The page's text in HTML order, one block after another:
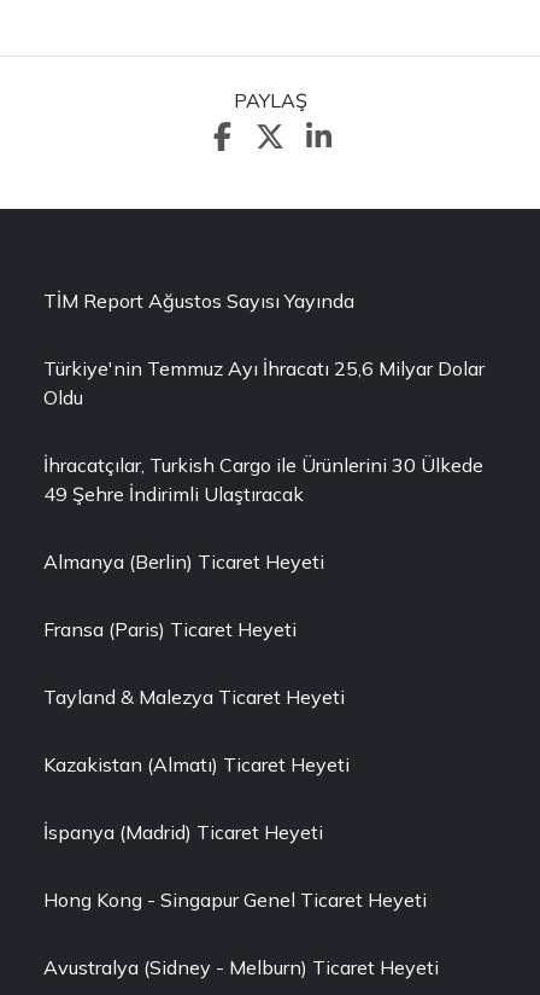
PAYLAŞ
TİM Report Ağustos Sayısı Yayında
Türkiye'nin Temmuz Ayı İhracatı 25,6 Milyar Dolar
Oldu
İhracatçılar, Turkish Cargo ile Ürünlerini 30 Ülkede
49 Şehre İndirimli Ulaştıracak
Almanya (Berlin) Ticaret Heyeti
Fransa (Paris) Ticaret Heyeti
Tayland & Malezya Ticaret Heyeti
Kazakistan (Almatı) Ticaret Heyeti
İspanya (Madrid) Ticaret Heyeti
Hong Kong - Singapur Genel Ticaret Heyeti
Avustralya (Sidney - Melburn) Ticaret Heyeti